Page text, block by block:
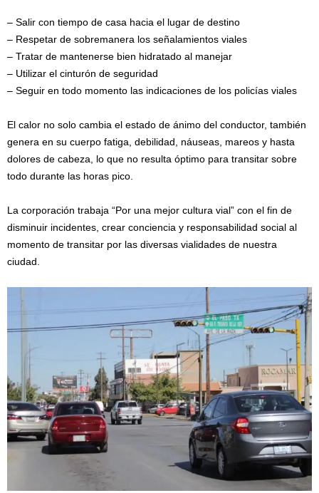
– Salir con tiempo de casa hacia el lugar de destino
– Respetar de sobremanera los señalamientos viales
– Tratar de mantenerse bien hidratado al manejar
– Utilizar el cinturón de seguridad
– Seguir en todo momento las indicaciones de los policías viales
El calor no solo cambia el estado de ánimo del conductor, también
genera en su cuerpo fatiga, debilidad, náuseas, mareos y hasta
dolores de cabeza, lo que no resulta óptimo para transitar sobre
todo durante las horas pico.
La corporación trabaja “Por una mejor cultura vial” con el fin de
disminuir incidentes, crear conciencia y responsabilidad social al
momento de transitar por las diversas vialidades de nuestra
ciudad.